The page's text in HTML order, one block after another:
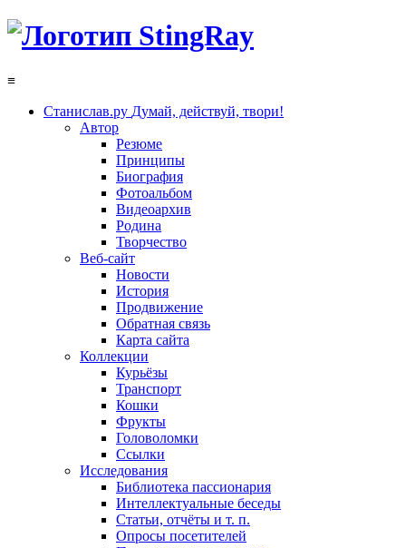
≡
Станислав.ру Думай, действуй, твори!
Автор
Резюме
Принципы
Биография
Фотоальбом
Видеоархив
Родина
Творчество
Веб-сайт
Новости
История
Продвижение
Обратная связь
Карта сайта
Коллекции
Курьёзы
Транспорт
Кошки
Фрукты
Головоломки
Ссылки
Исследования
Библиотека пассионария
Интеллектуальные беседы
Статьи, отчёты и т. п.
Опросы посетителей